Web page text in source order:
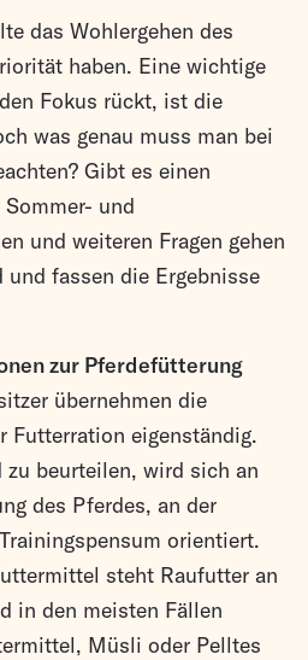
das Wohlergehen des
haben. Eine wichtige
Fokus rückt, ist die
was genau muss man bei
Gibt es einen
und
und weiteren Fragen gehen
fassen die Ergebnisse
zur Pferdefütterung
übernehmen die
Futterration eigenständig.
zu beurteilen, wird sich an
des Pferdes, an der
orientiert.
steht Raufutter an
in den meisten Fällen
Müsli oder Pelltes